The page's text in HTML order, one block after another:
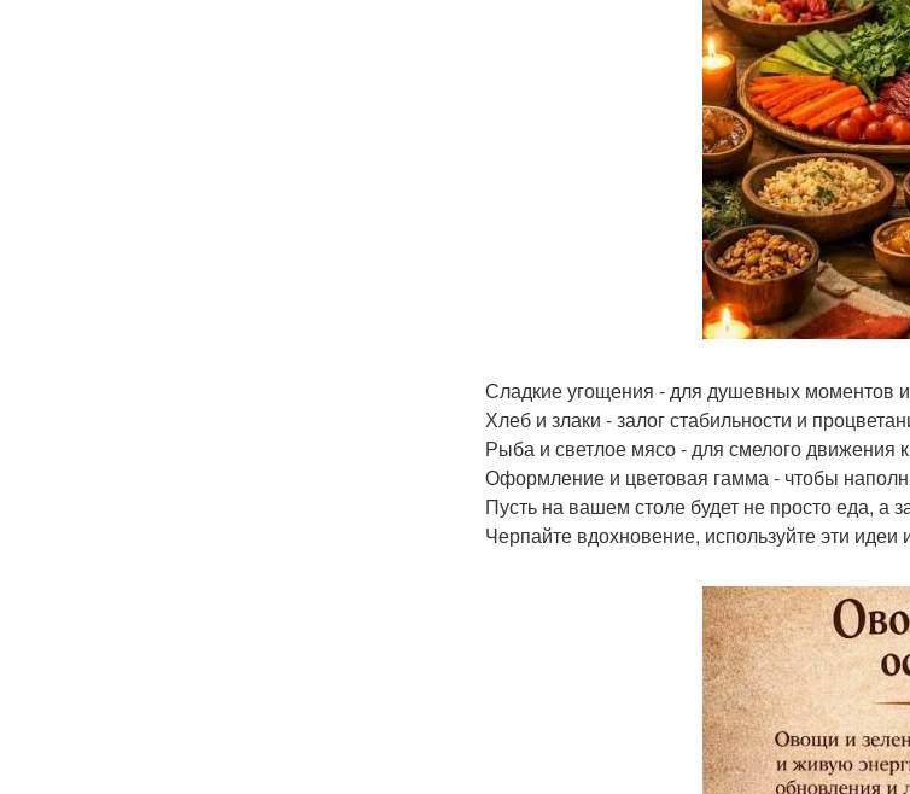
Сладкие угощения - для душевных моментов и
Хлеб и злаки - залог стабильности и
Рыба и светлое мясо - для смелого движения
Оформление и цветовая гамма - чтобы
Пусть на вашем столе будет не просто еда, а
Черпайте вдохновение, используйте эти